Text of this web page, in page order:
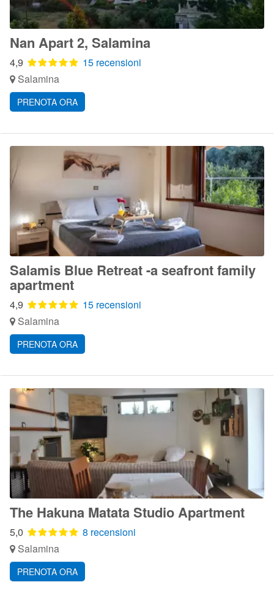
Nan Apart 2, Salamina
4,9
15 recensioni
Salamina
PRENOTA ORA
Salamis Blue Retreat -a seafront family
apartment
4,9
15 recensioni
Salamina
PRENOTA ORA
The Hakuna Matata Studio Apartment
5,0
8 recensioni
Salamina
PRENOTA ORA